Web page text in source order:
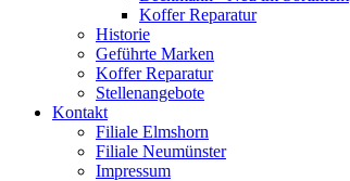
Koffer Reparatur
Historie
Geführte Marken
Koffer Reparatur
Stellenangebote
Kontakt
Filiale Elmshorn
Filiale Neumünster
Impressum